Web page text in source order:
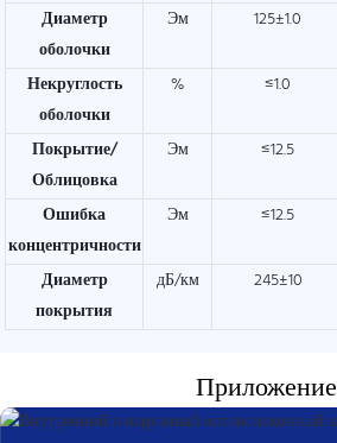
Диаметр
оболочки
Эм 125±1.0
Некруглость
оболочки
% ≤1.0
Покрытие/
Облицовка
Эм ≤12.5
Ошибка
концентричности
Эм ≤12.5
Диаметр
покрытия
дБ/км 245±10
Приложение